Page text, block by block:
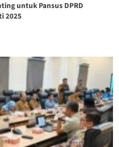
untuk Pansus DPRD
2025